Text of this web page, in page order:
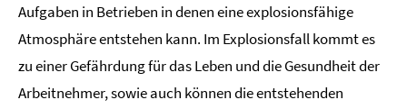
Aufgaben in Betrieben in denen eine explosionsfähige
Atmosphäre entstehen kann. Im Explosionsfall kommt es
zu einer Gefährdung für das Leben und die Gesundheit der
Arbeitnehmer, sowie auch können die entstehenden